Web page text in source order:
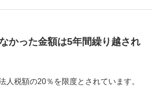
かった金額は5年間繰り越され
人税額の20％を限度とされています。